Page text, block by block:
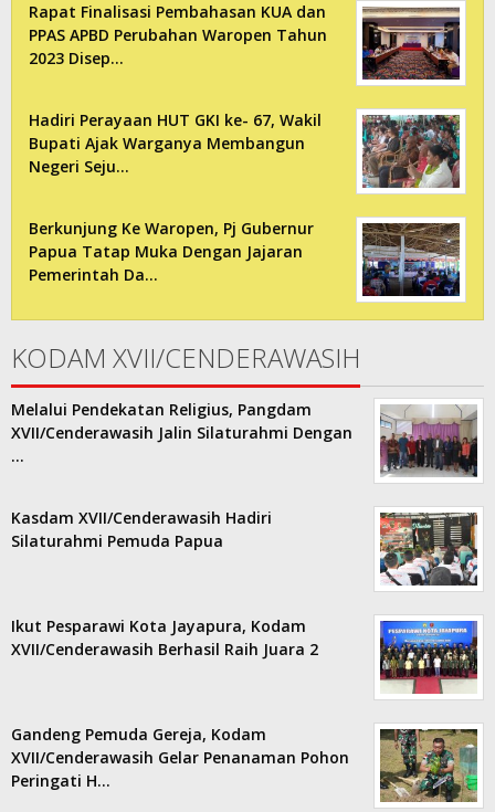
Rapat Finalisasi Pembahasan KUA dan
PPAS APBD Perubahan Waropen Tahun
2023 Disep…
Hadiri Perayaan HUT GKI ke- 67, Wakil
Bupati Ajak Warganya Membangun
Negeri Seju…
Berkunjung Ke Waropen, Pj Gubernur
Papua Tatap Muka Dengan Jajaran
Pemerintah Da…
KODAM XVII/CENDERAWASIH
Melalui Pendekatan Religius, Pangdam
XVII/Cenderawasih Jalin Silaturahmi Dengan
…
Kasdam XVII/Cenderawasih Hadiri
Silaturahmi Pemuda Papua
Ikut Pesparawi Kota Jayapura, Kodam
XVII/Cenderawasih Berhasil Raih Juara 2
Gandeng Pemuda Gereja, Kodam
XVII/Cenderawasih Gelar Penanaman Pohon
Peringati H…